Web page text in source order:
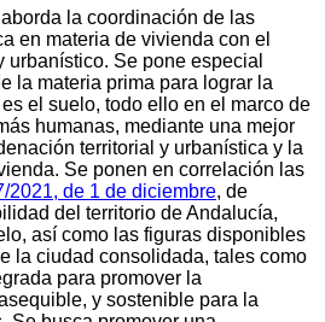
la coordinación de las
en materia de vivienda con el
urbanístico. Se pone especial
la materia prima para lograr la
el suelo, todo ello en el marco de
humanas, mediante una mejor
territorial y urbanística y la
Se ponen en correlación las
2021, de 1 de diciembre, de
del territorio de Andalucía,
así como las figuras disponibles
la ciudad consolidada, tales como
para promover la
y sostenible para la